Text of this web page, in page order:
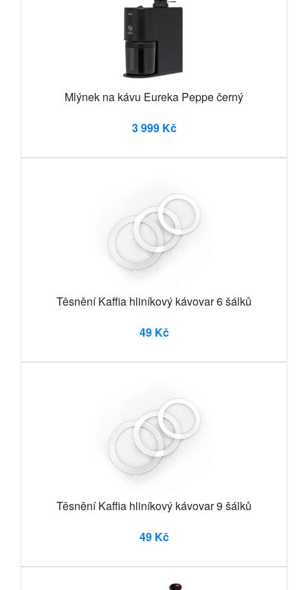
Mlýnek na kávu Eureka Peppe černý
3 999 Kč
Těsnění Kaffia hliníkový kávovar 6 šálků
49 Kč
Těsnění Kaffia hliníkový kávovar 9 šálků
49 Kč